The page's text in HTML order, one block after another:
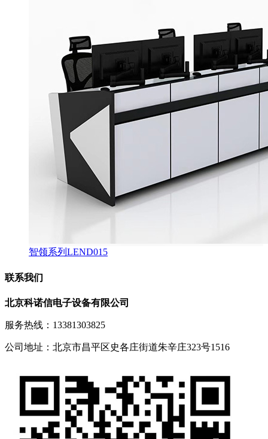
智领系列LEND015
联系我们
北京科诺信电子设备有限公司
服务热线：13381303825
公司地址：北京市昌平区史各庄街道朱辛庄323号1516